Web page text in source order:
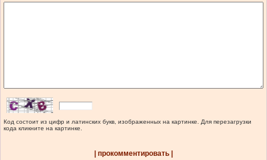
Код состоит из цифр и латинских букв, изображенных на картинке. Для перезагрузки
кода кликните на картинке.
| прокомментировать |